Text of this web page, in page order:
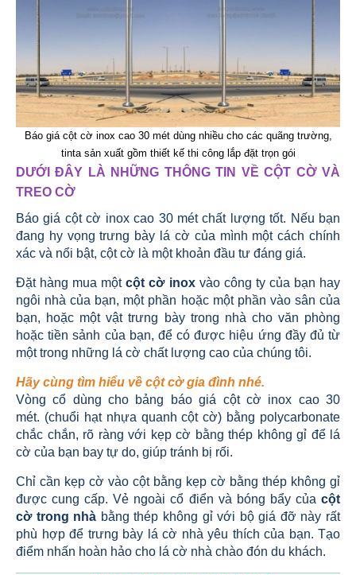
Báo giá cột cờ inox cao 30 mét dùng nhiều cho các quãng trường,
tinta sản xuất gồm thiết kế thi công lắp đặt trọn gói
DƯỚI ĐÂY LÀ NHỮNG THÔNG TIN VỀ CỘT CỜ VÀ
TREO CỜ
Báo giá cột cờ inox cao 30 mét chất lượng tốt. Nếu bạn
đang hy vọng trưng bày lá cờ của mình một cách chính
xác và nổi bật, cột cờ là một khoản đầu tư đáng giá.
Đặt hàng mua mộtcột cờ inoxvào công ty của bạn hay
ngôi nhà của bạn, một phần hoặc một phần vào sân của
bạn, hoặc một vật trưng bày trong nhà cho văn phòng
hoặc tiền sảnh của bạn, để có được hiệu ứng đầy đủ từ
một trong những lá cờ chất lượng cao của chúng tôi.
Hãy cùng tìm hiểu về cột cờ gia đình nhé.
Vòng cổ dùng cho bảng báo giá cột cờ inox cao 30
mét. (chuổi hạt nhựa quanh cột cờ) bằng polycarbonate
chắc chắn, rõ ràng với kẹp cờ bằng thép không gỉ để lá
cờ của bạn bay tự do, giúp tránh bị rối.
Chỉ cần kẹp cờ vào cột bằng kẹp cờ bằng thép không gỉ
được cung cấp. Vẻ ngoài cổ điển và bóng bẩy của cột
cờ trong nhà bằng thép không gỉ với bộ giá đỡ này rất
phù hợp để trưng bày lá cờ nhà yêu thích của bạn. Tạo
điểm nhấn hoàn hảo cho lá cờ nhà chào đón du khách.